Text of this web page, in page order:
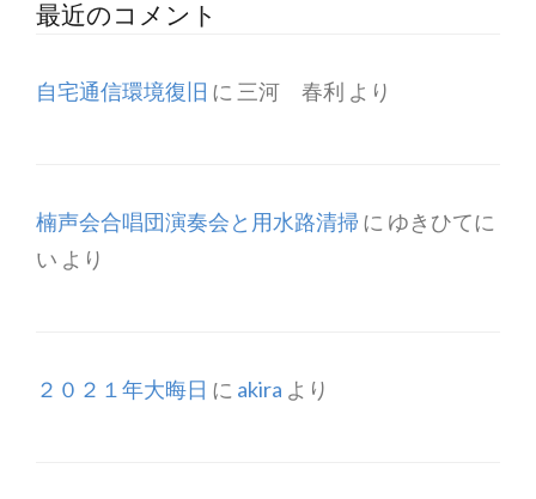
最近のコメント
自宅通信環境復旧 に 三河 春利 より
楠声会合唱団演奏会と用水路清掃 に ゆきひてに
い より
２０２１年大晦日 に akira より